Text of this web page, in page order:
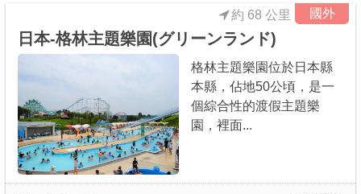
國外
約 68 公里
日本-格林主題樂園(グリーンランド)
格林主題樂園位於日本縣
本縣，佔地50公頃，是一
個綜合性的渡假主題樂
園，裡面...